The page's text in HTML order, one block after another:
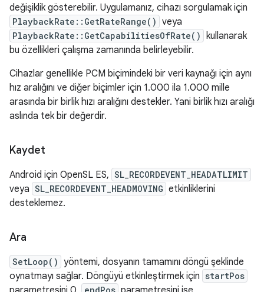
değişiklik gösterebilir. Uygulamanız, cihazı sorgulamak için
PlaybackRate::GetRateRange() veya
PlaybackRate::GetCapabilitiesOfRate() kullanarak
bu özellikleri çalışma zamanında belirleyebilir.
Cihazlar genellikle PCM biçimindeki bir veri kaynağı için aynı
hız aralığını ve diğer biçimler için 1.000 ila 1.000 mille
arasında bir birlik hızı aralığını destekler. Yani birlik hızı aralığı
aslında tek bir değerdir.
Kaydet
Android için OpenSL ES, SL_RECORDEVENT_HEADATLIMIT
veya SL_RECORDEVENT_HEADMOVING etkinliklerini
desteklemez.
Ara
SetLoop() yöntemi, dosyanın tamamını döngü şeklinde
oynatmayı sağlar. Döngüyü etkinleştirmek için startPos